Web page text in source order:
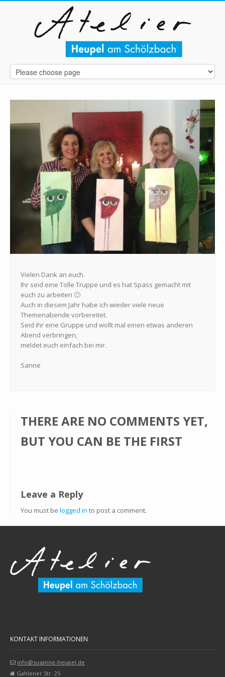
Vielen Dank an euch.
Ihr seid eine Tolle Truppe und es hat Spass gemacht mit
euch zu arbeiten 🙂
Auch in diesem Jahr habe ich wieder viele neue
Themenabende vorbereitet.
Seid ihr eine Gruppe und wollt mal einen etwas anderen
Abend verbringen,
meldet euch einfach bei mir.
Sanne
THERE ARE NO COMMENTS YET,
BUT YOU CAN BE THE FIRST
Leave a Reply
You must be logged in to post a comment.
KONTAKT INFORMATIONEN
info@susanne-heupel.de
Gahlener Str. 25